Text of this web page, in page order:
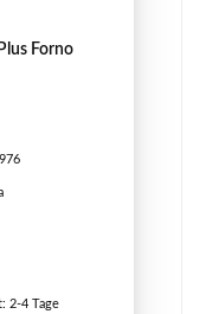
Forno
2-4 Tage